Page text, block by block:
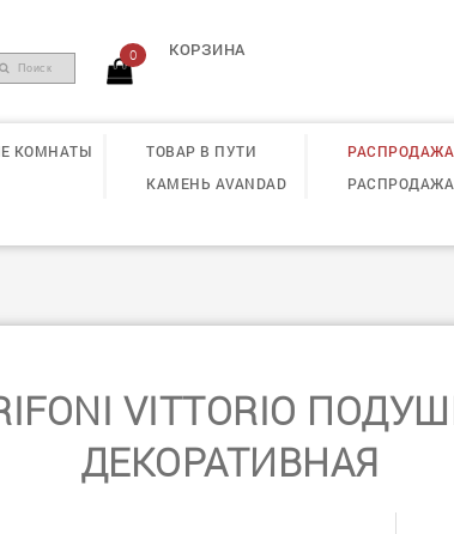
Поиск
0 КОРЗИНА
КОМНАТЫ
ТОВАР В ПУТИ
КАМЕНЬ AVANDAD
РАСПРОДАЖА
РАСПРОДАЖА
VITTORIO
ДЕКОРАТИВНАЯ